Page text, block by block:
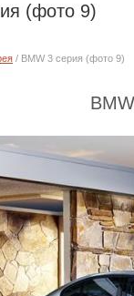
(фото 9)
/ BMW 3 серия (фото 9)